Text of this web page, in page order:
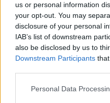
us or personal information
your opt-out. You may
disclosure of your personal
IAB’s list of downstream
also be disclosed by us to
Downstream Participants
Personal Data
In evidenza